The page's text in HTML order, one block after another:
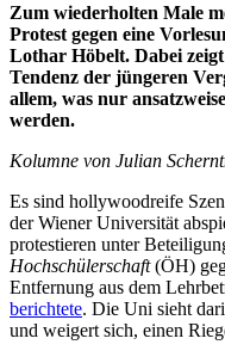
Zum wiederholten Male
Protest gegen eine
Lothar Höbelt. Dabei
Tendenz der jüngeren
allem, was nur
werden.
Kolumne von Julian
Es sind hollywoodreife
der Wiener Universität
protestieren unter
Hochschülerschaft(ÖH)
Entfernung aus dem
berichtete. Die Uni sieht
und weigert sich, einen